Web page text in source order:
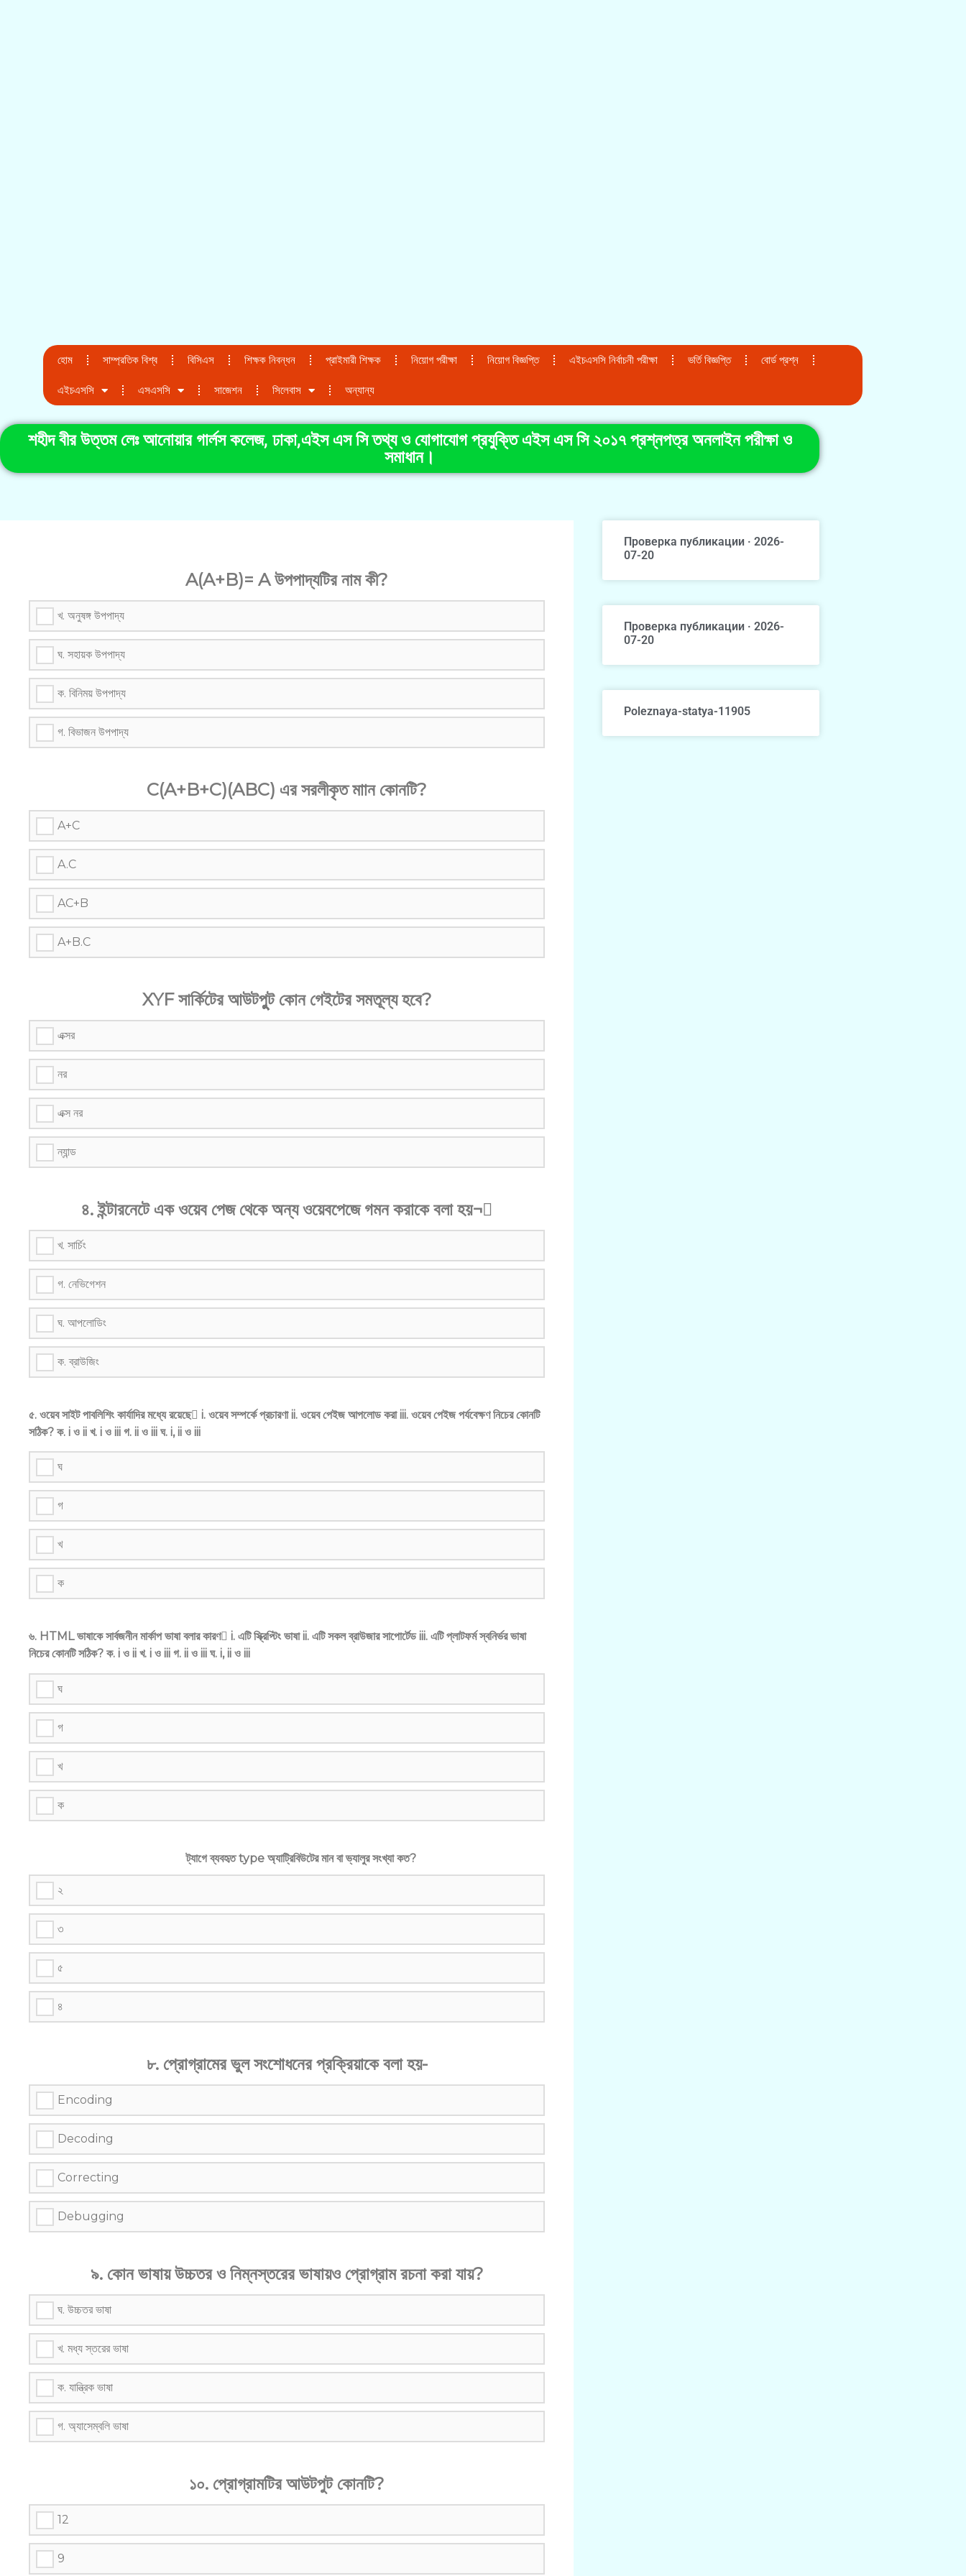
হোম সাম্প্রতিক বিশ্ব বিসিএস শিক্ষক নিবন্ধন প্রাইমারী শিক্ষক নিয়োগ পরীক্ষা নিয়োগ বিজ্ঞপ্তি এইচএসসি নির্বাচনী পরীক্ষা ভর্তি বিজ্ঞপ্তি বোর্ড প্রশ্ন
এইচএসসি এসএসসি সাজেশন সিলেবাস অন্যান্য
শহীদ বীর উত্তম লেঃ আনোয়ার গার্লস কলেজ, ঢাকা,এইস এস সি তথ্য ও যোগাযোগ প্রযুক্তি এইস এস সি ২০১৭ প্রশ্নপত্র অনলাইন পরীক্ষা ও
সমাধান।
A(A+B)= A উপপাদ্যটির নাম কী?
খ. অনুষঙ্গ উপপাদ্য
ঘ. সহায়ক উপপাদ্য
ক. বিনিময় উপপাদ্য
গ. বিভাজন উপপাদ্য
C(A+B+C)(ABC) এর সরলীকৃত মাান কোনটি?
A+C
A.C
AC+B
A+B.C
XYF সার্কিটের আউটপুুুুুুুুুুুুুুুুুুুট কোন গেইটের সমতূল্য হবে?
এক্সর
নর
এক্স নর
ন্যান্ড
৪. ইন্টারনেটে এক ওয়েব পেজ থেকে অন্য ওয়েবপেজে গমন করাকে বলা হয়¬
খ. সার্চিং
গ. নেভিগেশন
ঘ. আপলোডিং
ক. ব্রাউজিং
৫. ওয়েব সাইট পাবলিশিং কার্যাদির মধ্যে রয়েছে i. ওয়েব সম্পর্কে প্রচারণা ii. ওয়েব পেইজ আপলোড করা iii. ওয়েব পেইজ পর্যবেক্ষণ নিচের কোনটি
সঠিক? ক. i ও ii খ. i ও iii গ. ii ও iii ঘ. i, ii ও iii
ঘ
গ
খ
ক
৬. HTML ভাষাকে সার্বজনীন মার্কাপ ভাষা বলার কারণ i. এটি স্ক্রিপ্টিং ভাষা ii. এটি সকল ব্রাউজার সাপোর্টেড iii. এটি প্লাটফর্ম স্বনির্ভর ভাষা
নিচের কোনটি সঠিক? ক. i ও ii খ. i ও iii গ. ii ও iii ঘ. i, ii ও iii
ঘ
গ
খ
ক
ট্যাগে ব্যবহৃত type অ্যাট্রিবিউটের মান বা ভ্যালুর সংখ্যা কত?
২
৩
৫
৪
৮. প্রোগ্রামের ভুল সংশোধনের প্রক্রিয়াকে বলা হয়-
Encoding
Decoding
Correcting
Debugging
৯. কোন ভাষায় উচ্চতর ও নিম্নস্তরের ভাষায়ও প্রোগ্রাম রচনা করা যায়?
ঘ. উচ্চতর ভাষা
খ. মধ্য স্তরের ভাষা
ক. যান্ত্রিক ভাষা
গ. অ্যাসেম্বলি ভাষা
১০. প্রোগ্রামটির আউটপুট কোনটি?
12
9
Проверка публикации · 2026-
07-20
Проверка публикации · 2026-
07-20
Poleznaya-statya-11905